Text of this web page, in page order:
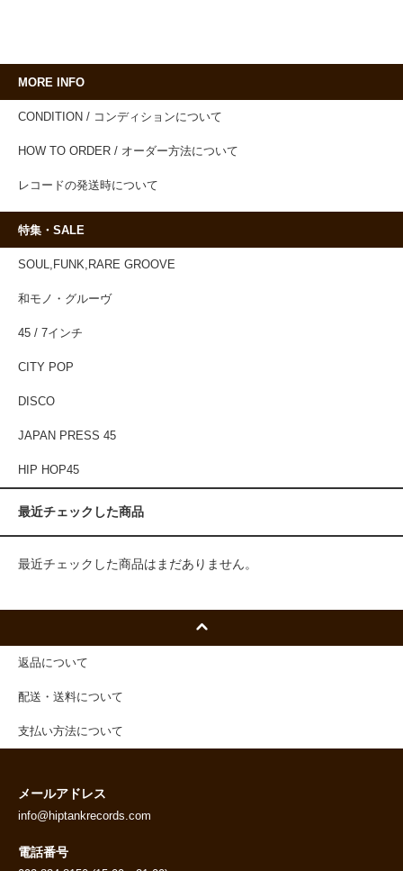
MORE INFO
CONDITION / コンディションについて
HOW TO ORDER / オーダー方法について
レコードの発送時について
特集・SALE
SOUL,FUNK,RARE GROOVE
和モノ・グルーヴ
45 / 7インチ
CITY POP
DISCO
JAPAN PRESS 45
HIP HOP45
最近チェックした商品
最近チェックした商品はまだありません。
返品について
配送・送料について
支払い方法について
メールアドレス
info@hiptankrecords.com
電話番号